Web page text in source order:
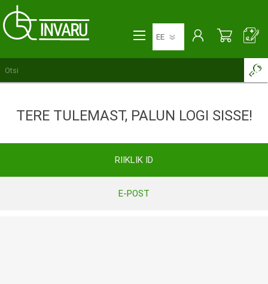
TERE TULEMAST, PALUN LOGI SISSE!
RIIKLIK ID
E-POST